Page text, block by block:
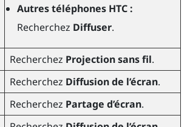
Autres téléphones HTC :
Recherchez Diffuser.
Recherchez Projection sans fil.
Recherchez Diffusion de l’écran.
Recherchez Partage d’écran.